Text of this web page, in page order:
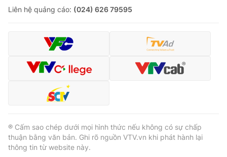
Liên hệ quảng cáo: (024) 626 79595
® Cấm sao chép dưới mọi hình thức nếu không có sự chấp
thuận bằng văn bản. Ghi rõ nguồn VTV.vn khi phát hành lại
thông tin từ website này.